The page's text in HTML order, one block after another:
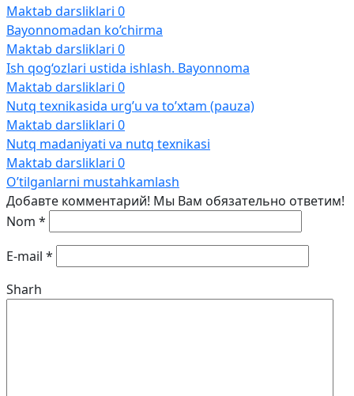
Maktab darsliklari 0
Bayonnomadan ko’chirma
Maktab darsliklari 0
Ish qog‘ozlari ustida ishlash. Bayonnoma
Maktab darsliklari 0
Nutq texnikasida urg’u va to’xtam (pauza)
Maktab darsliklari 0
Nutq madaniyati va nutq texnikasi
Maktab darsliklari 0
O’tilganlarni mustahkamlash
Добавте комментарий! Мы Вам обязательно ответим!
Nom *
E-mail *
Sharh